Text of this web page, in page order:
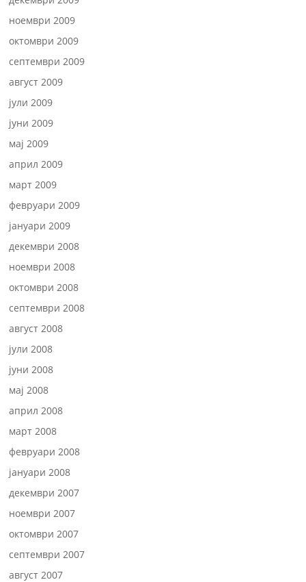
ноември 2009
октомври 2009
септември 2009
август 2009
јули 2009
јуни 2009
мај 2009
април 2009
март 2009
февруари 2009
јануари 2009
декември 2008
ноември 2008
октомври 2008
септември 2008
август 2008
јули 2008
јуни 2008
мај 2008
април 2008
март 2008
февруари 2008
јануари 2008
декември 2007
ноември 2007
октомври 2007
септември 2007
август 2007